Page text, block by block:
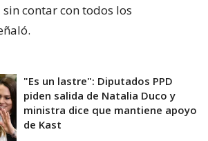
contar con todos los
"Es un lastre": Diputados PPD
piden salida de Natalia Duco y
ministra dice que mantiene apoyo
de Kast